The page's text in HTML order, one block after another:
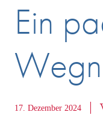
Ein
17. Dezember 2024